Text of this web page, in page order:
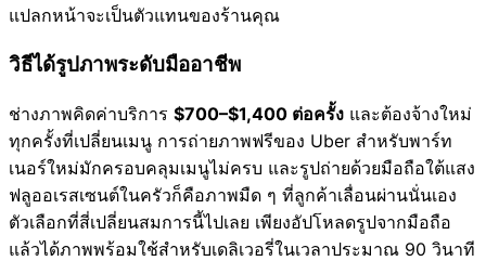
แปลกหน้าจะเป็นตัวแทนของร้านคุณ
วิธีได้รูปภาพระดับมืออาชีพ
ช่างภาพคิดค่าบริการ $700–$1,400 ต่อครั้ง และต้องจ้างใหม่
ทุกครั้งที่เปลี่ยนเมนู การถ่ายภาพฟรีของ Uber สำหรับพาร์ท
เนอร์ใหม่มักครอบคลุมเมนูไม่ครบ และรูปถ่ายด้วยมือถือใต้แสง
ฟลูออเรสเซนต์ในครัวก็คือภาพมืด ๆ ที่ลูกค้าเลื่อนผ่านนั่นเอง
ตัวเลือกที่สี่เปลี่ยนสมการนี้ไปเลย เพียงอัปโหลดรูปจากมือถือ
แล้วได้ภาพพร้อมใช้สำหรับเดลิเวอรี่ในเวลาประมาณ 90 วินาที